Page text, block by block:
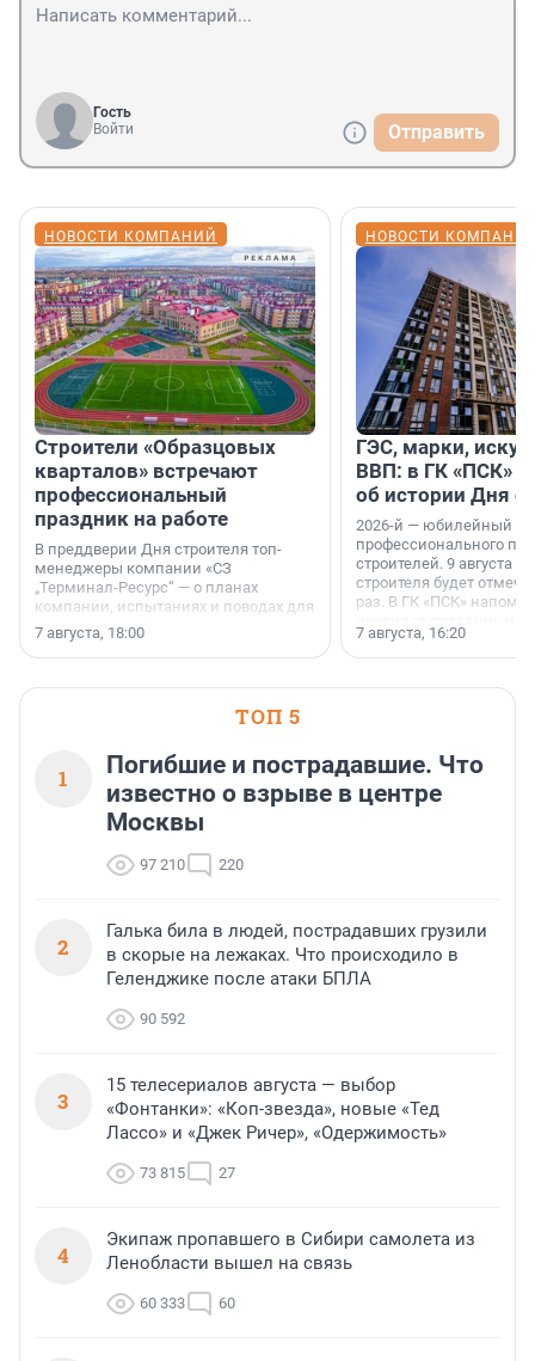
Гость
Войти
Отправить
НОВОСТИ КОМПАНИЙ
Строители «Образцовых
кварталов» встречают
профессиональный
праздник на работе
В преддверии Дня строителя топ-
менеджеры компании «СЗ
„Терминал-Ресурс“ — о планах
компании, испытаниях и поводах для
осторожного оптимизма.
7 августа, 18:00
НОВОСТИ
ГЭС, марки,
ВВП: в ГК «ПСК»
об истории Дня
2026-й — юбилейный
профессионального
строителей. 9 августа
строителя будет
раз. В ГК «ПСК»
поменялась роль
7 августа, 16:20
ТОП 5
1
Погибшие и пострадавшие. Что
известно о взрыве в центре
Москвы
97 210 220
2
Галька била в людей, пострадавших грузили
в скорые на лежаках. Что происходило в
Геленджике после атаки БПЛА
90 592
3
15 телесериалов августа — выбор
«Фонтанки»: «Коп-звезда», новые «Тед
Лассо» и «Джек Ричер», «Одержимость»
73 815 27
4
Экипаж пропавшего в Сибири самолета из
Ленобласти вышел на связь
60 333 60